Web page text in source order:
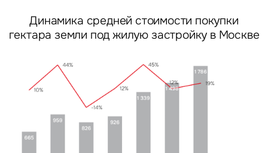
Динамика средней стоимости покупки
гектара земли под жилую застройку в Москве
Отправить
Нажимая на кнопку «Отправить», вы даете свое согласие
на обработку и использование ваших персональных данных
персональных данных